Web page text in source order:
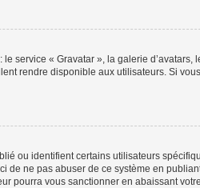
service « Gravatar », la galerie d’avatars,
rendre disponible aux utilisateurs. Si
ou identifient certains utilisateurs
de ne pas abuser de ce système en
pourra vous sanctionner en abaissant